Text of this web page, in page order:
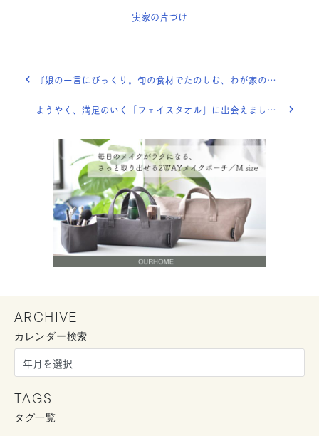
実家の片づけ
『娘の一言にびっくり。旬の食材でたのしむ、わが家の食育』OURHOME WEB LETTER
ようやく、満足のいく「フェイスタオル」に出会えました！
ARCHIVE
カレンダー検索
TAGS
タグ一覧